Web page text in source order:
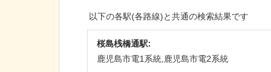
以下の各駅(各路線)と共通の検索結果です
桜島桟橋通駅:
鹿児島市電1系統,鹿児島市電2系統